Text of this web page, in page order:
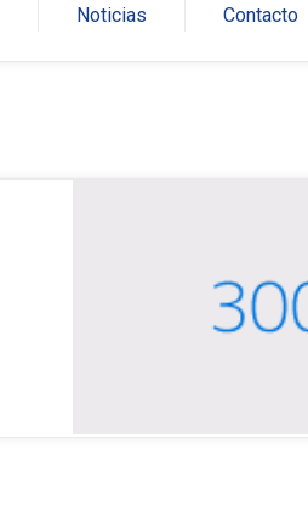
Noticias Contacto